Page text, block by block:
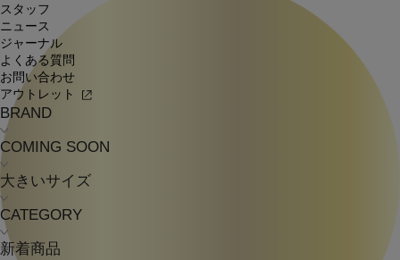
スタッフ
ニュース
ジャーナル
よくある質問
お問い合わせ
アウトレット
BRAND
COMING SOON
大きいサイズ
CATEGORY
新着商品